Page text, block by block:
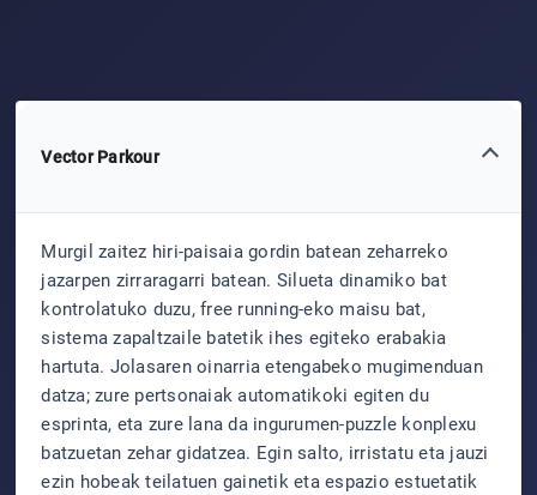
Vector Parkour
Murgil zaitez hiri-paisaia gordin batean zeharreko
jazarpen zirraragarri batean. Silueta dinamiko bat
kontrolatuko duzu, free running-eko maisu bat,
sistema zapaltzaile batetik ihes egiteko erabakia
hartuta. Jolasaren oinarria etengabeko mugimenduan
datza; zure pertsonaiak automatikoki egiten du
esprinta, eta zure lana da ingurumen-puzzle konplexu
batzuetan zehar gidatzea. Egin salto, irristatu eta jauzi
ezin hobeak teilatuen gainetik eta espazio estuetatik